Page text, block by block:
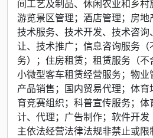
间工艺及制品、休闲农业和乡村
游览景区管理；酒店管理；房地
技术服务、技术开发、技术咨
让、技术推广；信息咨询服务
务）；住房租赁；租赁服务（不
小微型客车租赁经营服务；物
产品销售；国内贸易代理；体
育竞赛组织；科普宣传服务；
计、代理；广告制作；软件开
主依法经营法律法规非禁止或限